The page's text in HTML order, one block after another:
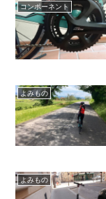
コンポーネント
よみもの
よみもの